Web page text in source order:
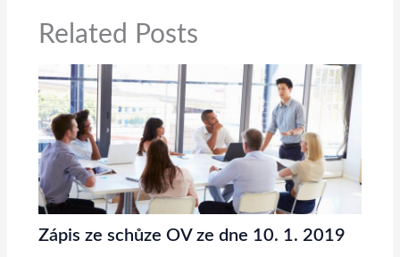
Related Posts
Zápis ze schůze OV ze dne 10. 1. 2019